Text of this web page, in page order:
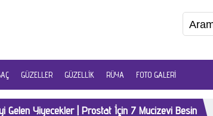
GÜZELLER GÜZELLIK RÜYA FOTO GALERI
Gelen Yiyecekler | Prostat İçin 7 Mucizevi Besin